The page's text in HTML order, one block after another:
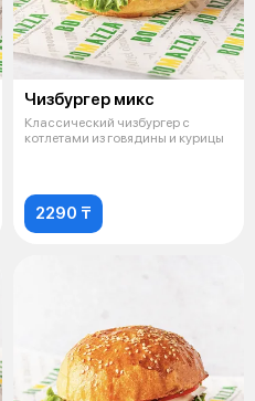
Чизбургер микс
Классический чизбургер с
котлетами из говядины и курицы
2290 ₸